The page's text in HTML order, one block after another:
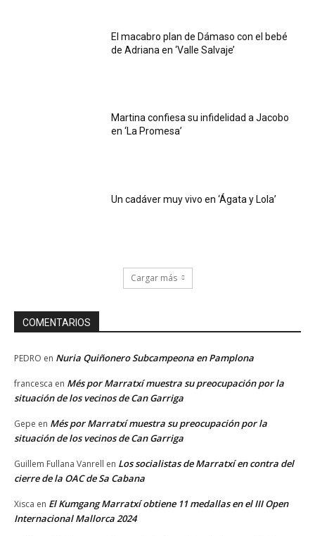
El macabro plan de Dámaso con el bebé
de Adriana en ‘Valle Salvaje’
Martina confiesa su infidelidad a Jacobo
en ‘La Promesa’
Un cadáver muy vivo en ‘Ágata y Lola’
Cargar más
COMENTARIOS
PEDRO en Nuria Quiñonero Subcampeona en Pamplona
francesca en Més por Marratxí muestra su preocupación por la
situación de los vecinos de Can Garriga
Gepe en Més por Marratxí muestra su preocupación por la
situación de los vecinos de Can Garriga
Guillem Fullana Vanrell en Los socialistas de Marratxí en contra del
cierre de la OAC de Sa Cabana
Xisca en El Kumgang Marratxí obtiene 11 medallas en el III Open
Internacional Mallorca 2024